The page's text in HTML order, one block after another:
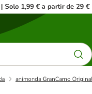
Solo 1,99 € a partir de 29 €
animonda GranCarno